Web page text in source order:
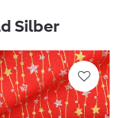
Silber